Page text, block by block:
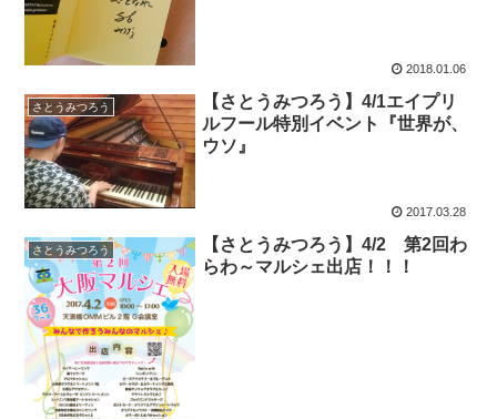
2018.01.06
さとうみつろう
【さとうみつろう】4/1エイプリ
ルフール特別イベント『世界が、
ウソ』
2017.03.28
さとうみつろう
【さとうみつろう】4/2 第2回わ
らわ～マルシェ出店！！！